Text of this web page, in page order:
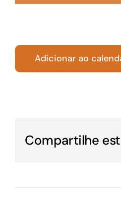
Turismo
Adicionar ao
Compartilhe